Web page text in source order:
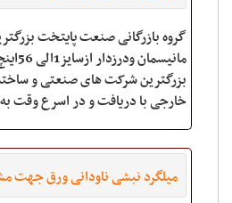
گروه بازرگانی صنعت پایتخت
خارجی با دریافت و در اسرع وقت
میلگرد نبشی ناودانی ورق جهت